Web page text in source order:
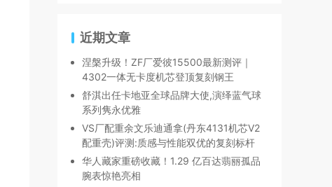
近期文章
涅槃升级！ZF厂爱彼15500最新测评｜
4302一体无卡度机芯登顶复刻钢王
舒淇出任卡地亚全球品牌大使,演绎蓝气球
系列隽永优雅
VS厂配重余文乐迪通拿(丹东4131机芯V2
配重壳)评测:质感与性能双优的复刻标杆
华人藏家重磅收藏！1.29 亿百达翡丽孤品
腕表惊艳亮相